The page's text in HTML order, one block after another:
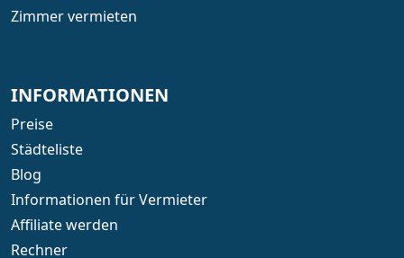
Zimmer vermieten
INFORMATIONEN
Preise
Städteliste
Blog
Informationen für Vermieter
Affiliate werden
Rechner